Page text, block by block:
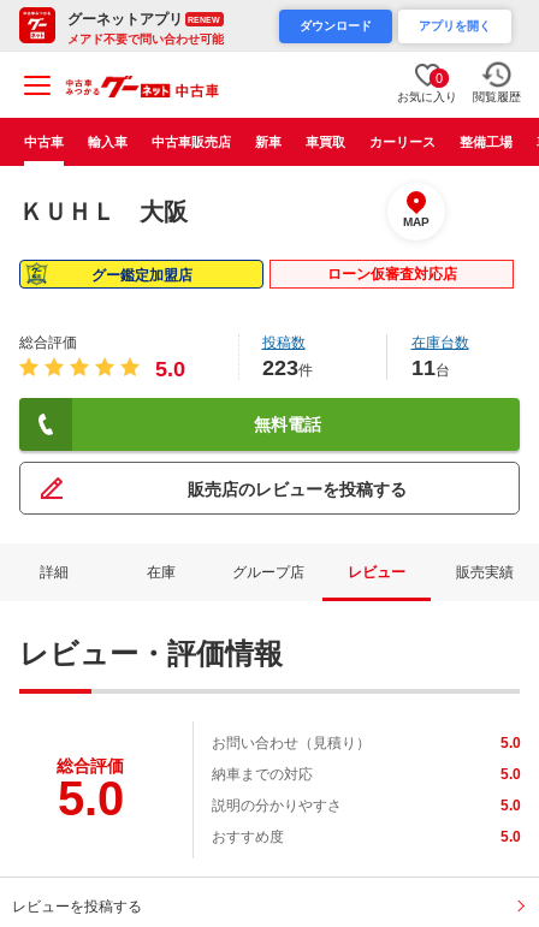
グーネットアプリ RENEW
メアド不要で問い合わせ可能
ダウンロード アプリを開く
0
お気に入り 閲覧履歴
中古車 輸入車 中古車販売店 新車 車買取 カーリース 整備工場
ＫＵＨＬ 大阪 MAP
グー鑑定加盟店 ローン仮審査対応店
総合評価
5.0
投稿数
223件
在庫台数
11台
無料電話
販売店のレビューを投稿する
詳細 在庫 グループ店 レビュー 販売実績
レビュー・評価情報
総合評価
5.0
お問い合わせ（見積り）
5.0
納車までの対応
5.0
説明の分かりやすさ
5.0
おすすめ度
5.0
レビューを投稿する